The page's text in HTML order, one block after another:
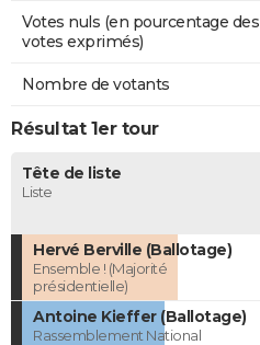
Votes nuls (en pourcentage des
votes exprimés)
Nombre de votants
Résultat 1er tour
Tête de liste
Liste
Hervé Berville (Ballotage)
Ensemble ! (Majorité
présidentielle)
Antoine Kieffer (Ballotage)
Rassemblement National